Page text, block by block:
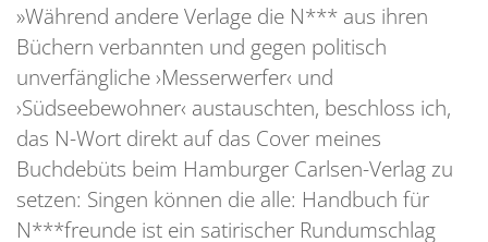
»Während andere Verlage die N*** aus ihren
Büchern verbannten und gegen politisch
unverfängliche ›Messerwerfer‹ und
›Südseebewohner‹ austauschten, beschloss ich,
das N-Wort direkt auf das Cover meines
Buchdebüts beim Hamburger Carlsen-Verlag zu
setzen: Singen können die alle: Handbuch für
N***freunde ist ein satirischer Rundumschlag